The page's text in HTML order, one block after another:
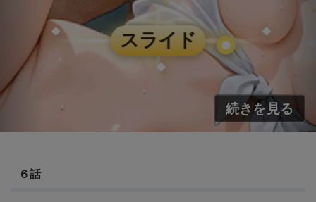
６話